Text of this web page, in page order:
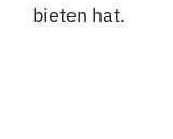
bieten hat.